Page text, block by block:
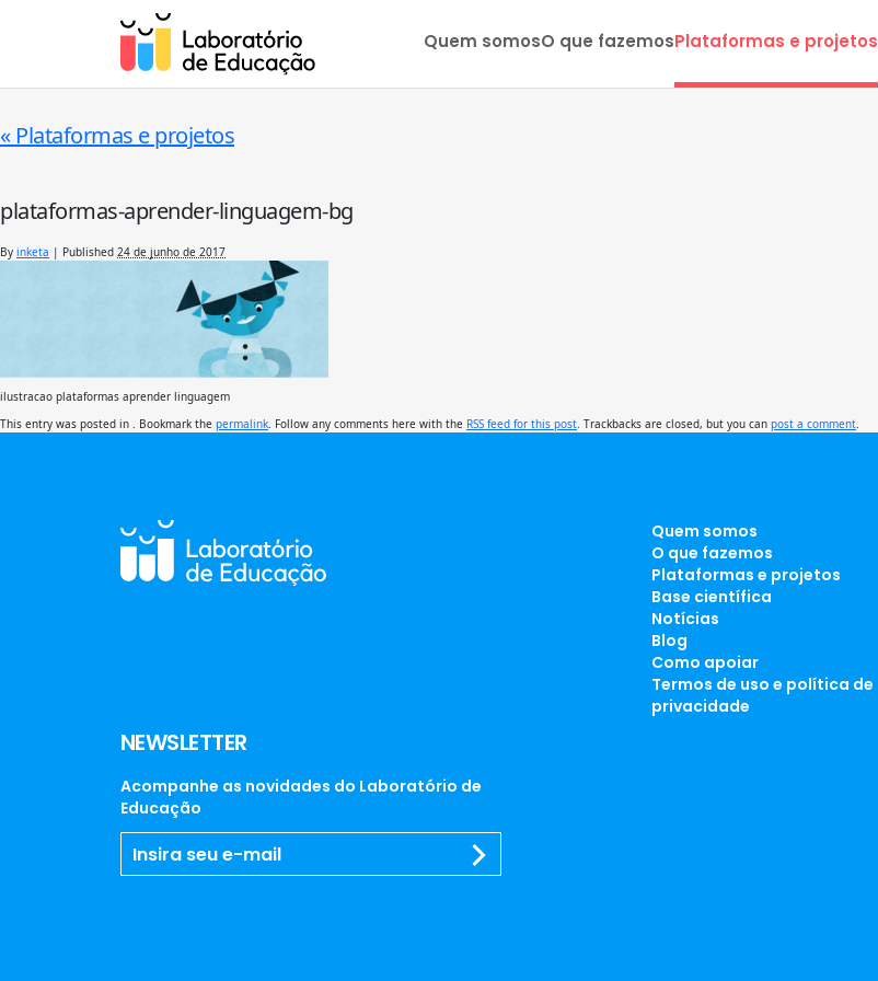
Quem somosO que fazemosPlataformas e projetos
« Plataformas e projetos
plataformas-aprender-linguagem-bg
By inketa | Published 24 de junho de 2017
ilustracao plataformas aprender linguagem
This entry was posted in . Bookmark the permalink . Follow any comments here with the RSS feed for this post . Trackbacks are closed, but you can post a comment
NEWSLETTER
Acompanhe as novidades do Laboratório de
Educação
Quem somos
O que fazemos
Plataformas e projetos
Base científica
Notícias
Blog
Como apoiar
Termos de uso e política de
privacidade